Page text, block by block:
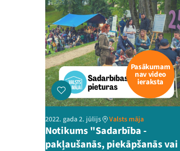
Pasākumam
nav video
ieraksta
2022. gada 2. jūlijs Valsts māja
Notikums "Sadarbība -
pakļaušanās, piekāpšanās vai